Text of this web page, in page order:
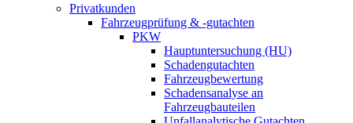
Privatkunden
Fahrzeugprüfung & -gutachten
PKW
Hauptuntersuchung (HU)
Schadengutachten
Fahrzeugbewertung
Schadensanalyse an
Fahrzeugbauteilen